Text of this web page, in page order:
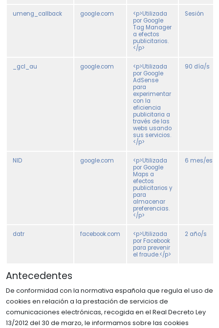
umeng_callback google.com
<p>Utilizada
por Google
Tag Manager
a efectos
publicitarios.
</p>
Sesión
_gcl_au google.com
<p>Utilizada
por Google
AdSense
para
experimentar
con la
eficiencia
publicitaria a
través de las
webs usando
sus servicios.
</p>
90 día/s
NID google.com
<p>Utilizada
por Google
Maps a
efectos
publicitarios y
para
almacenar
preferencias.
</p>
6 mes/es
datr facebook.com
<p>Utilizada
por Facebook
para prevenir
el fraude.</p>
2 año/s
Antecedentes
De conformidad con la normativa española que regula el uso de
cookies en relación a la prestación de servicios de
comunicaciones electrónicas, recogida en el Real Decreto Ley
13/2012 del 30 de marzo, le informamos sobre las cookies